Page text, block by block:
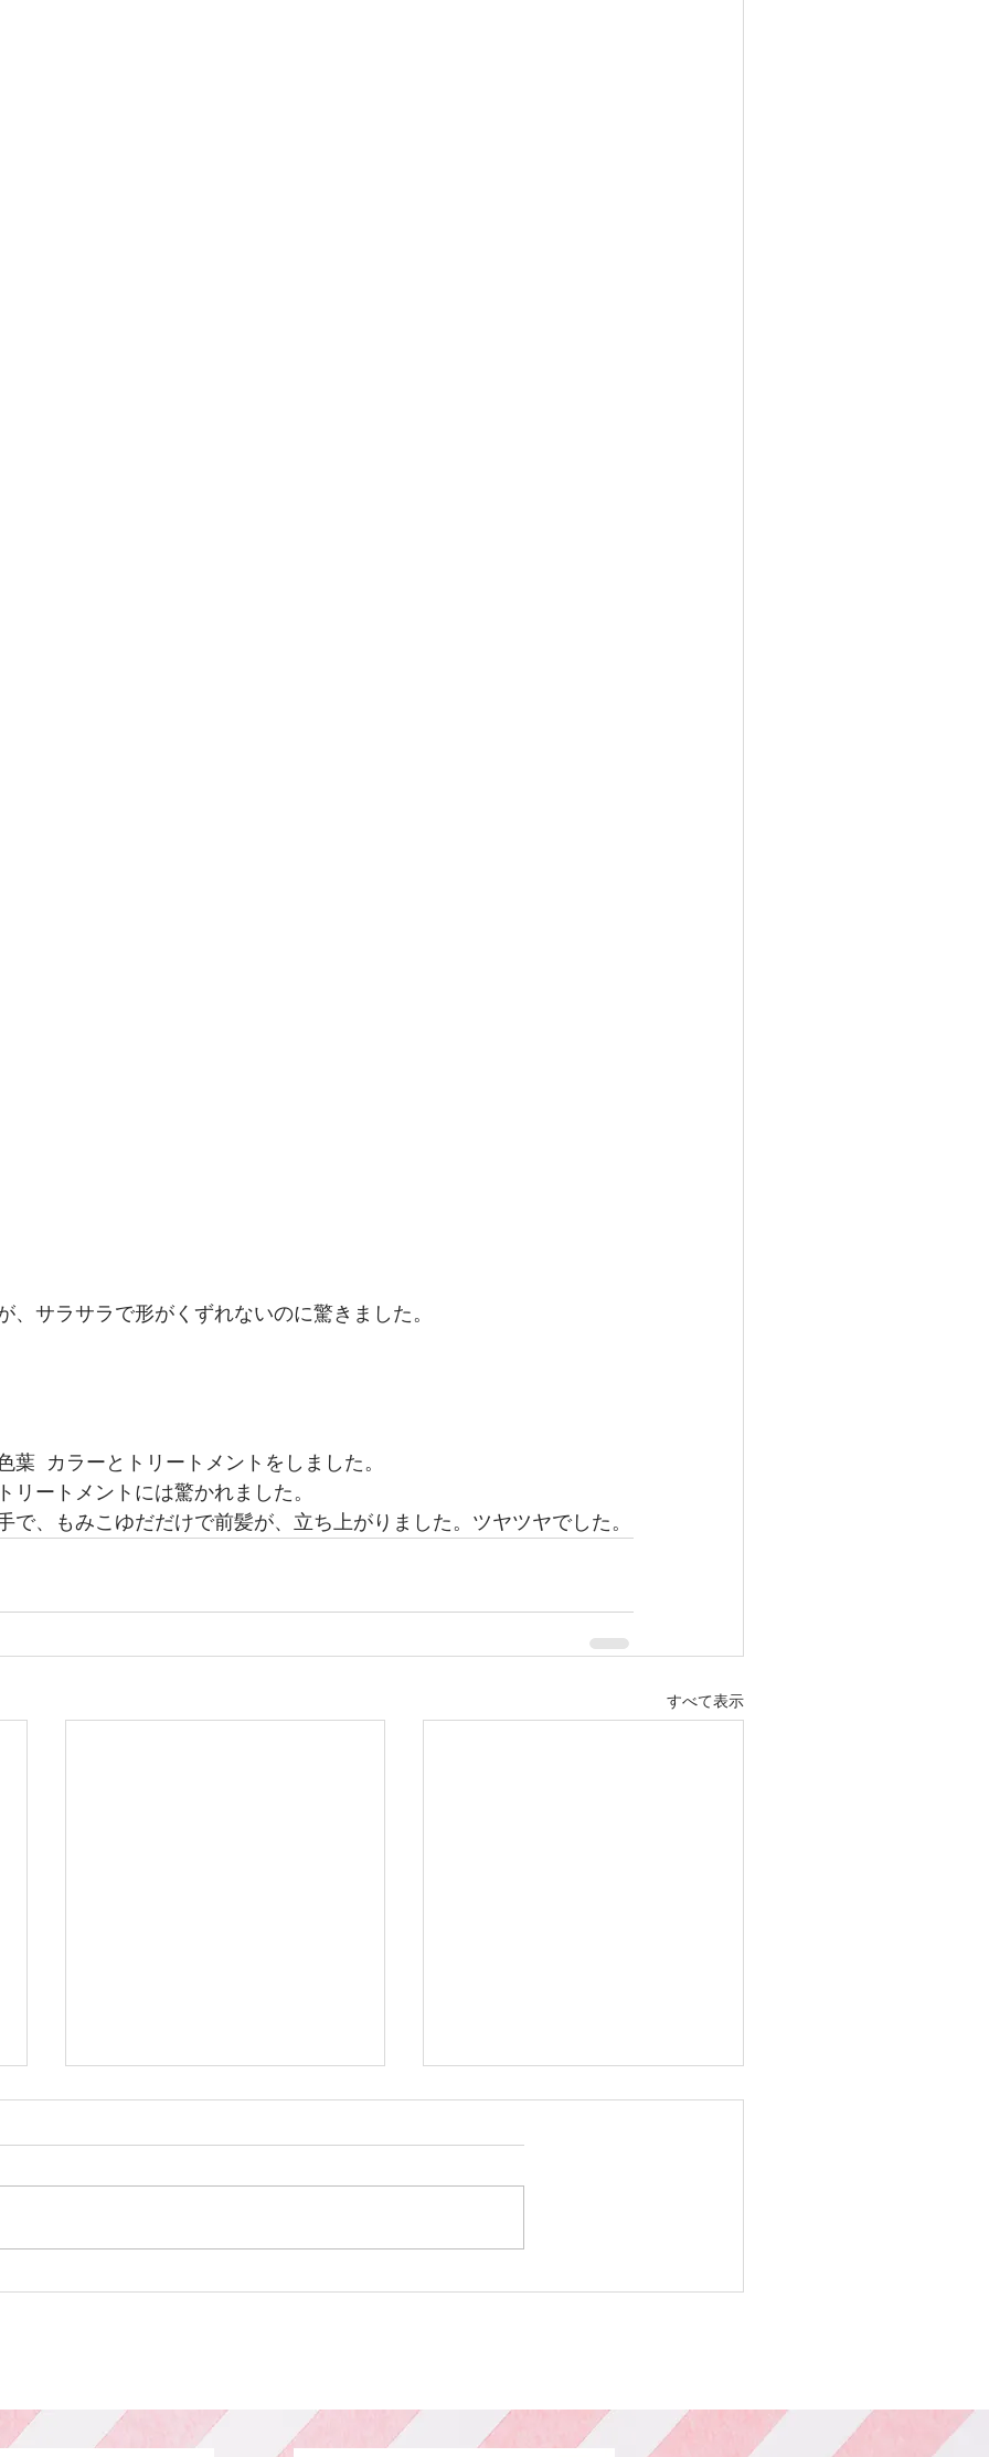
、サラサラで形がくずれないのに驚きました。
葉  カラーとトリートメントをしました。
リートメントには驚かれました。
で、もみこゆだだけで前髪が、立ち上がりました。ツヤツヤでした。
すべて表示
カット